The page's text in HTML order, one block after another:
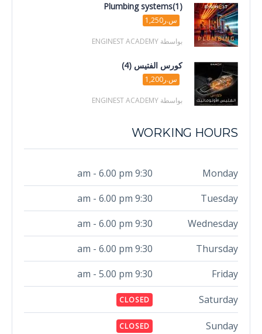
Plumbing systems(1)
س.ر1,250
بواسطة ENGINEST ACADEMY
كورس الفتيس (4)
س.ر1,200
بواسطة ENGINEST ACADEMY
WORKING HOURS
Monday
9:30 am - 6.00 pm
Tuesday
9:30 am - 6.00 pm
Wednesday
9:30 am - 6.00 pm
Thursday
9:30 am - 6.00 pm
Friday
9:30 am - 5.00 pm
Saturday
CLOSED
Sunday
CLOSED